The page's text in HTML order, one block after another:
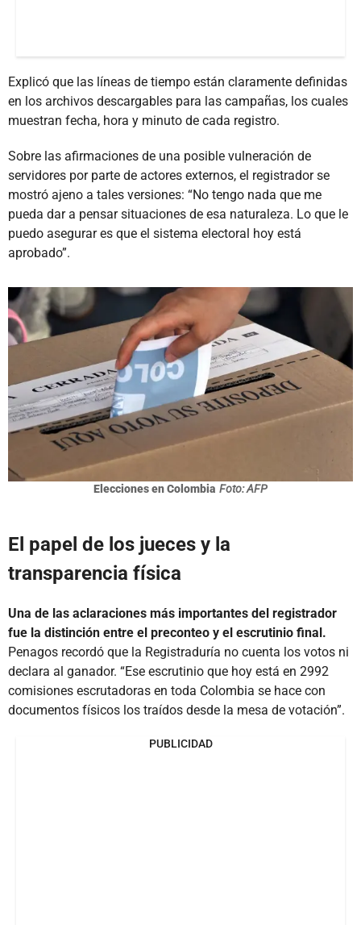
Explicó que las líneas de tiempo están claramente definidas
en los archivos descargables para las campañas, los cuales
muestran fecha, hora y minuto de cada registro.
Sobre las afirmaciones de una posible vulneración de
servidores por parte de actores externos, el registrador se
mostró ajeno a tales versiones: “No tengo nada que me
pueda dar a pensar situaciones de esa naturaleza. Lo que le
puedo asegurar es que el sistema electoral hoy está
aprobado”.
Elecciones en Colombia Foto: AFP
El papel de los jueces y la
transparencia física
Una de las aclaraciones más importantes del registrador
fue la distinción entre el preconteo y el escrutinio final.
Penagos recordó que la Registraduría no cuenta los votos ni
declara al ganador. “Ese escrutinio que hoy está en 2992
comisiones escrutadoras en toda Colombia se hace con
documentos físicos los traídos desde la mesa de votación”.
PUBLICIDAD